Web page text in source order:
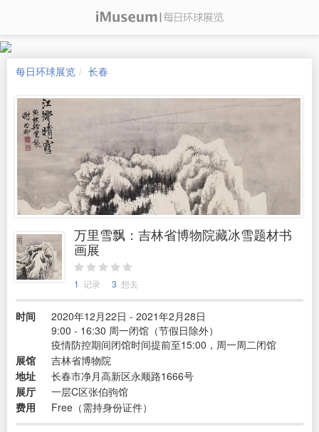
每日环球展览 长春
万里雪飘：吉林省博物院藏冰雪题材书
画展
1 记录 3 想去
时间
2020年12月22日 - 2021年2月28日
9:00 - 16:30 周一闭馆（节假日除外）
疫情防控期间闭馆时间提前至15:00，周一周二闭馆
展馆
吉林省博物院
地址
长春市净月高新区永顺路1666号
展厅
一层C区张伯驹馆
费用
Free（需持身份证件）